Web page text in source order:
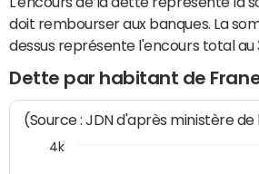
doit rembourser aux banques. La
dessus représente l'encours total au
Dette par habitant de
(Source : JDN d'après ministère
4k